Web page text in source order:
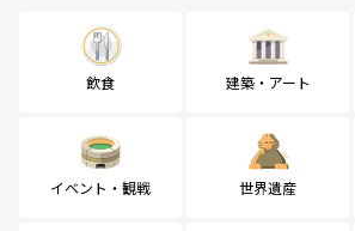
飲食 建築・アート
イベント・観戦 世界遺産